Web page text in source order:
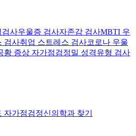
검사우울증 검사자존감 검사MBTI 우
검사취업 스트레스 검사코로나 우울
황 증상 자가점검정밀 성격유형 검사
자가점검정신의학과 찾기